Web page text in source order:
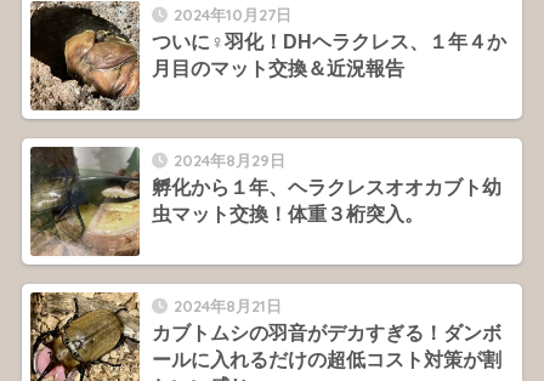
2024年10月27日
ついに♀羽化！DHヘラクレス、１年４か
月目のマット交換＆近況報告
2024年8月29日
孵化から１年、ヘラクレスオオカブト幼
虫マット交換！体重３桁突入。
2024年8月21日
カブトムシの羽音がデカすぎる！ダンボ
ールに入れるだけの超低コスト対策が割